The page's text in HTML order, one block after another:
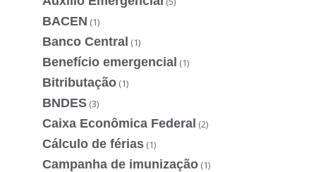
BACEN (1)
Banco Central (1)
Benefício emergencial (1)
Bitributação (1)
BNDES (3)
Caixa Econômica Federal (2)
Cálculo de férias (1)
Campanha de imunização (1)